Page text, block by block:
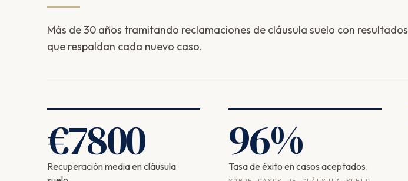
Más de 30 años tramitando reclamaciones de cláusula suelo con resultados
que respaldan cada nuevo caso.
€7800
Recuperación media en cláusula
96%
Tasa de éxito en casos aceptados.